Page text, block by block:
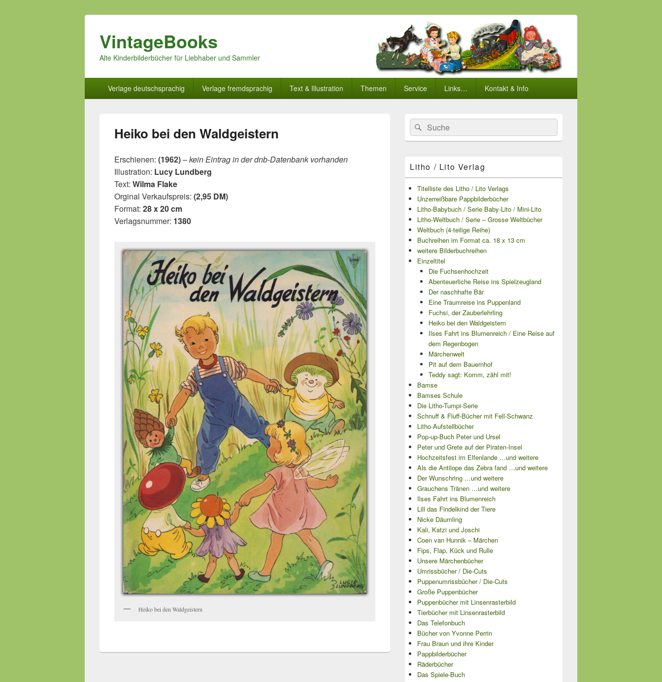
VintageBooks
Alte Kinderbilderbücher für Liebhaber und Sammler
Verlage deutschsprachig Verlage fremdsprachig Text & Illustration Themen Service Links… Kontakt & Info
Heiko bei den Waldgeistern
Erschienen: (1962)–kein Eintrag in der dnb-Datenbank vorhanden
Illustration: Lucy Lundberg
Text: Wilma Flake
Orginal Verkaufspreis: (2,95 DM)
Format: 28 x 20 cm
Verlagsnummer: 1380
Heiko bei den Waldgeistern
Primärer
Seitenleisten
Widget-
Bereich
Search
for:
Suche
Litho / Lito Verlag
Titelliste des Litho / Lito Verlags
Unzerreißbare Pappbilderbücher
Litho-Babybuch / Serie Baby-Lito / Mini-Lito
Litho-Weltbuch / Serie – Grosse Weltbücher
Weltbuch (4-teilige Reihe)
Buchreihen im Format ca. 18 x 13 cm
weitere Bilderbuchreihen
Einzeltitel
Die Fuchsenhochzeit
Abenteuerliche Reise ins Spielzeugland
Der naschhafte Bär
Eine Traumreise ins Puppenland
Fuchsi, der Zauberlehrling
Heiko bei den Waldgeistern
Ilses Fahrt ins Blumenreich / Eine Reise auf
dem Regenbogen
Märchenwelt
Pit auf dem Bauernhof
Teddy sagt: Komm, zähl mit!
Bamse
Bamses Schule
Die Litho-Tumpi-Serie
Schnuff & Fluff-Bücher mit Fell-Schwanz
Litho-Aufstellbücher
Pop-up-Buch Peter und Ursel
Peter und Grete auf der Piraten-Insel
Hochzeitsfest im Elfenlande …und weitere
Als die Antilope das Zebra fand …und weitere
Der Wunschring …und weitere
Grauchens Tränen …und weitere
Ilses Fahrt ins Blumenreich
Lill das Findelkind der Tiere
Nicke Däumling
Kali, Katzi und Joschi
Coen van Hunnik – Märchen
Fips, Flap, Kück und Rulle
Unsere Märchenbücher
Umrissbücher / Die-Cuts
Puppenumrissbücher / Die-Cuts
Große Puppenbücher
Puppenbücher mit Linsenrasterbild
Tierbücher mit Linsenrasterbild
Das Telefonbuch
Bücher von Yvonne Perrin
Frau Braun und ihre Kinder
Pappbilderbücher
Räderbücher
Das Spiele-Buch